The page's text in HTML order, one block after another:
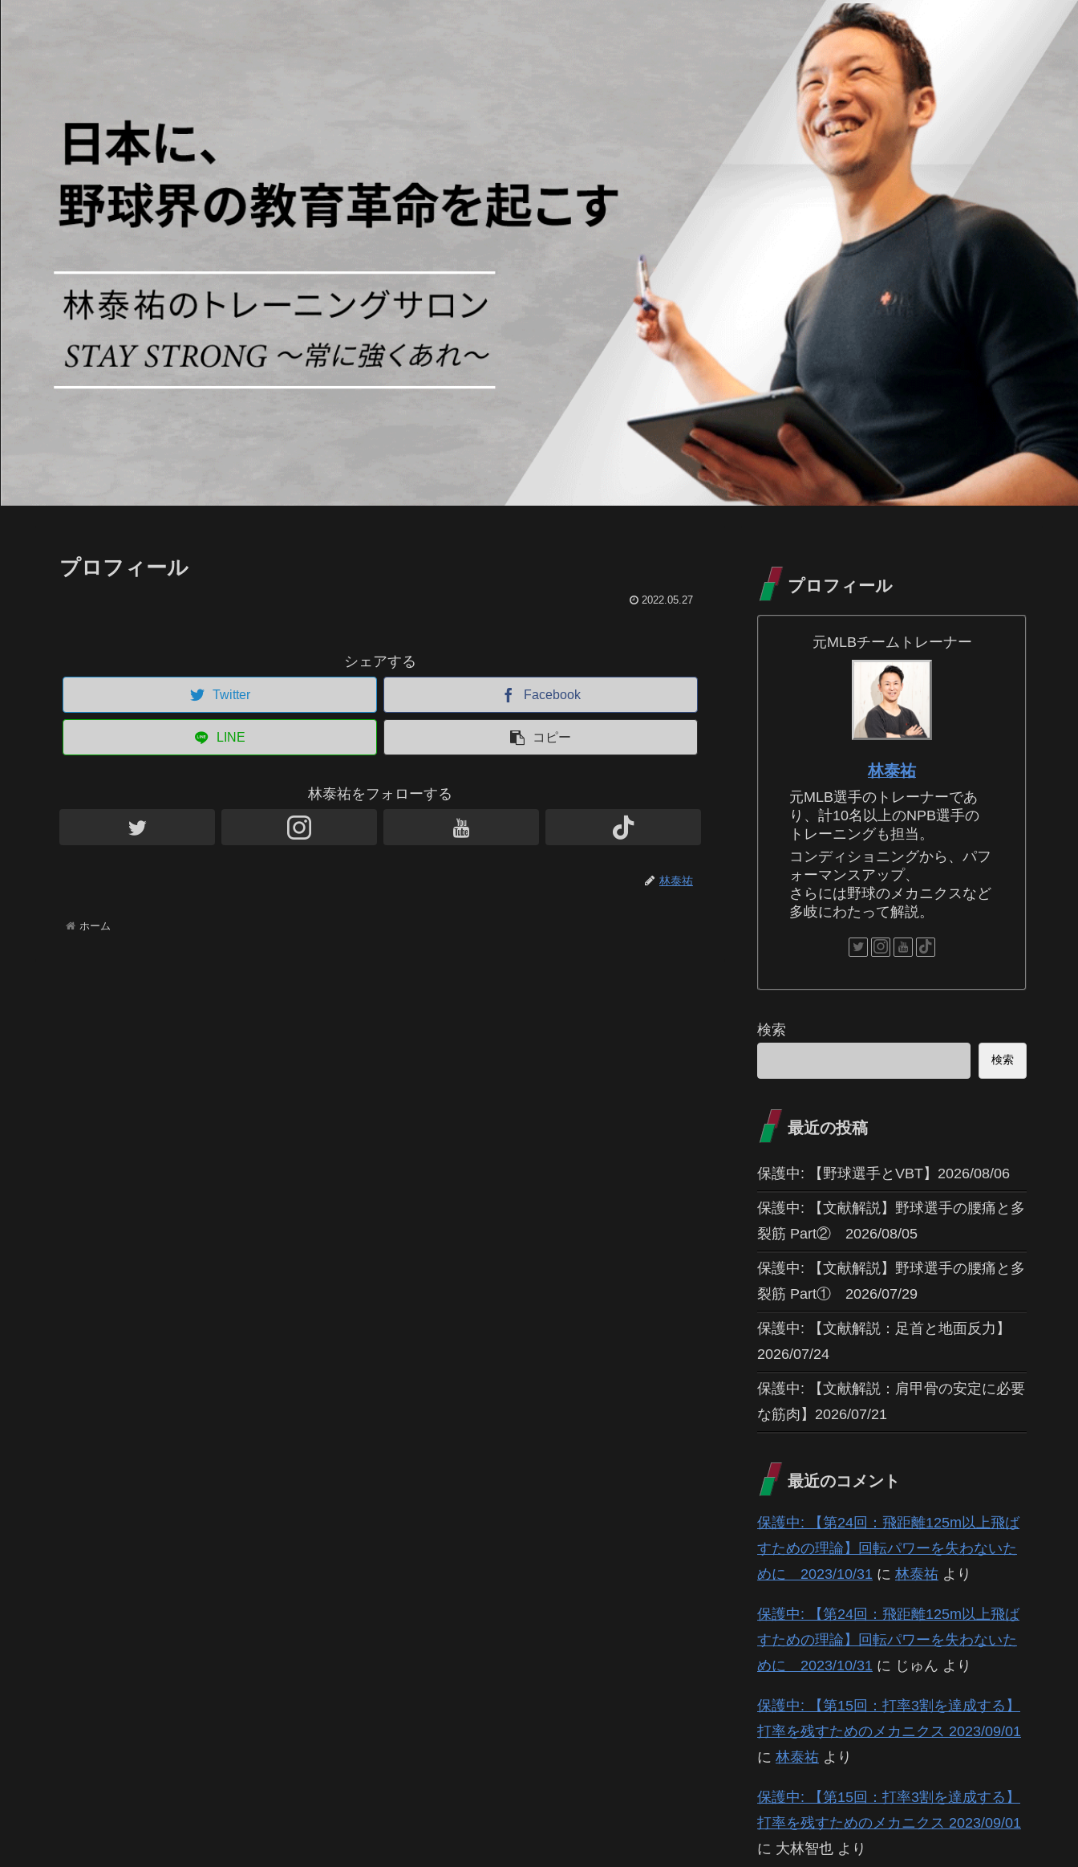
プロフィール
2022.05.27
シェアする
Twitter Facebook
LINE コピー
林泰祐をフォローする
林泰祐
ホーム
プロフィール
元MLBチームトレーナー
林泰祐
元MLB選手のトレーナーであ
り、計10名以上のNPB選手の
トレーニングも担当。
コンディショニングから、パフ
ォーマンスアップ、
さらには野球のメカニクスなど
多岐にわたって解説。
検索
検索
最近の投稿
保護中: 【野球選手とVBT】2026/08/06
保護中: 【文献解説】野球選手の腰痛と多
裂筋 Part② 2026/08/05
保護中: 【文献解説】野球選手の腰痛と多
裂筋 Part① 2026/07/29
保護中: 【文献解説：足首と地面反力】
2026/07/24
保護中: 【文献解説：肩甲骨の安定に必要
な筋肉】2026/07/21
最近のコメント
保護中: 【第24回：飛距離125m以上飛ば
すための理論】回転パワーを失わないた
めに 2023/10/31 に 林泰祐 より
保護中: 【第24回：飛距離125m以上飛ば
すための理論】回転パワーを失わないた
めに 2023/10/31 に じゅん より
保護中: 【第15回：打率3割を達成する】
打率を残すためのメカニクス 2023/09/01
に 林泰祐 より
保護中: 【第15回：打率3割を達成する】
打率を残すためのメカニクス 2023/09/01
に 大林智也 より